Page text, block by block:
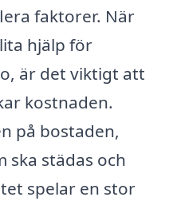
faktorer. När
hjälp för
är det viktigt att
kostnaden.
på bostaden,
ska städas och
spelar en stor